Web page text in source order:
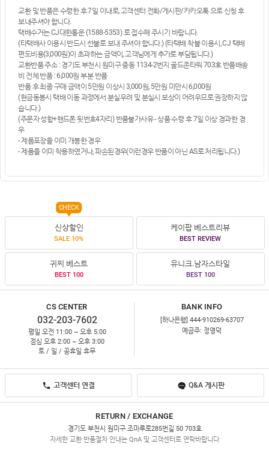
교환 및 반품은 수령한 후 7일 이내로, 고객센터 전화/게시판/카카오톡 으로 신청 후
보내주셔야 합니다.
택배수거는 CJ대한통운 (1588-5353) 로 접수해 주시기 바랍니다.
(타택배사 이용시 반드시 선불로 보내 주셔야 합니다.) (타택배 착불 이용시, CJ 택배
편도비용(3,000원)이 초과하는 금액이, 고객님에게 추가로 부담됩니다.)
교환반품 주소 : 경기도 부천시 원미구 중동 1134-2번지 골드존타워 703호 반품배송
비 전체 반품 : 6,000원 부분 반품
반품 후 최종 구매 금액이 5만원 이상시 3,000원, 5만원 미만시 6,000원
(현금동봉시 택배 이동 과정에서 분실우려 및 분실시 보상이 어려우므로 권장하지 않
습니다.)
(주문자 성함+핸드폰 뒷번호4자리) 반품불가사유 - 상품 수령 후 7일 이상 경과한 경
우
- 제품포장을 이미 개봉한 경우
- 제품을 이미 착용하였거나, 파손된경우(이런경우 반품이 아닌 AS로 처리됩니다.)
신상할인
SALE 10%
CHECK
케이팝 베스트리뷰
BEST REVIEW
귀찌 베스트
BEST 100
유니크.남자스타일
BEST 100
CS CENTER
032-203-7602
평일 오전 11:00 ~ 오후 5:00
점심 오후 2:00 ~ 오후 3:00
토 / 일 / 공휴일 휴무
BANK INFO
[하나은행] 444-910269-63707
예금주: 정영덕
고객센터 연결 Q&A 게시판
RETURN / EXCHANGE
경기도 부천시 원미구 조마루로285번길 50 703호
자세한 교환·반품절차 안내는 QnA 및 고객센터로 연락바랍니다